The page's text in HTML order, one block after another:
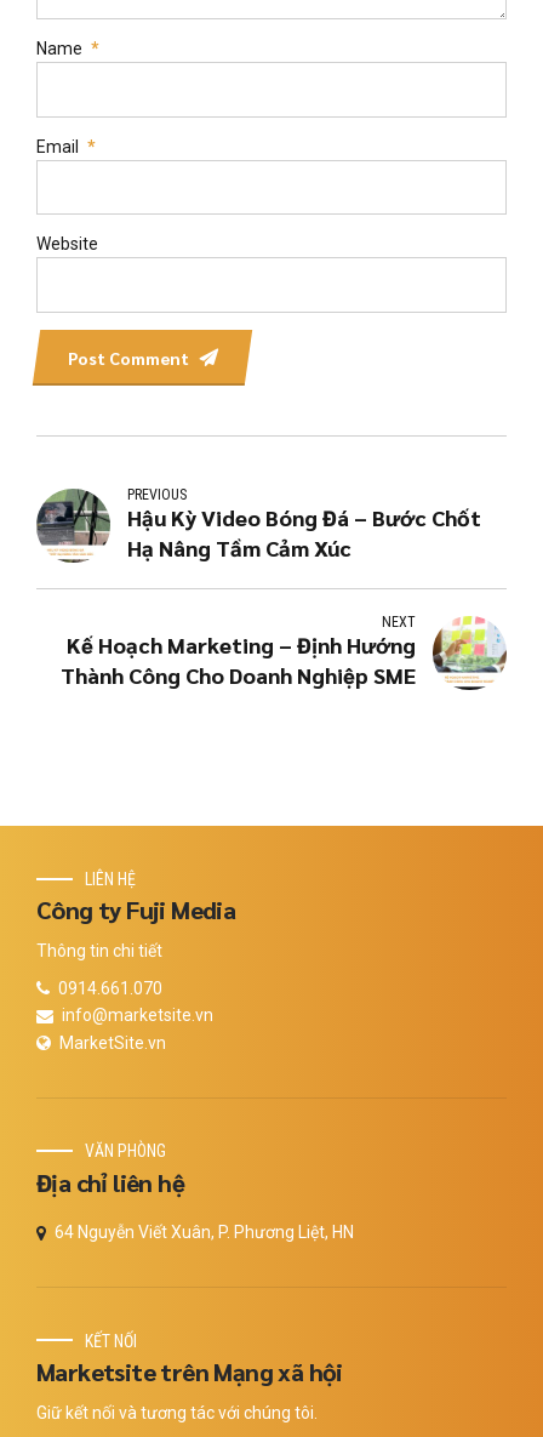
Name *
Email *
Website
Post Comment
PREVIOUS
Hậu Kỳ Video Bóng Đá – Bước Chốt
Hạ Nâng Tầm Cảm Xúc
NEXT
Kế Hoạch Marketing – Định Hướng
Thành Công Cho Doanh Nghiệp SME
LIÊN HỆ
Công ty Fuji Media
Thông tin chi tiết
0914.661.070
info@marketsite.vn
MarketSite.vn
VĂN PHÒNG
Địa chỉ liên hệ
64 Nguyễn Viết Xuân, P. Phương Liệt, HN
KẾT NỐI
Marketsite trên Mạng xã hội
Giữ kết nối và tương tác với chúng tôi.